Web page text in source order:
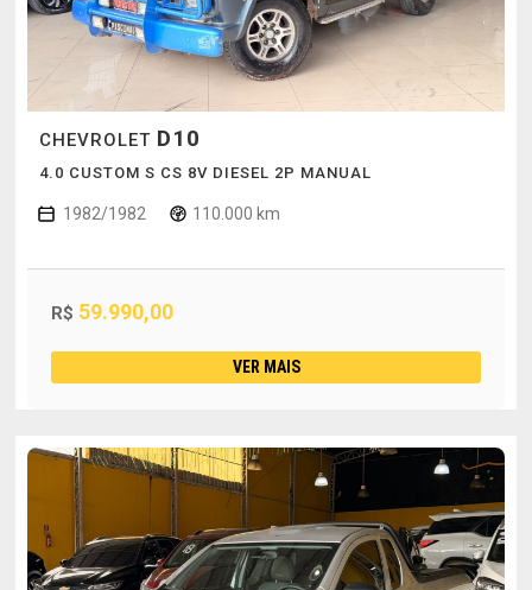
CHEVROLET D10
4.0 CUSTOM S CS 8V DIESEL 2P MANUAL
1982/1982 110.000 km
R$ 59.990,00
VER MAIS